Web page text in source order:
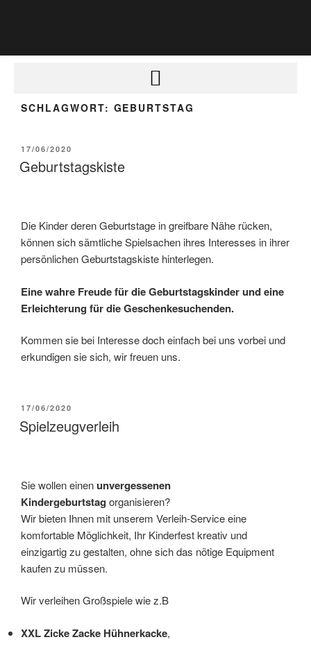
SCHLAGWORT: GEBURTSTAG
17/06/2020
Geburtstagskiste
Die Kinder deren Geburtstage in greifbare Nähe rücken,
können sich sämtliche Spielsachen ihres Interesses in ihrer
persönlichen Geburtstagskiste hinterlegen.
Eine wahre Freude für die Geburtstagskinder und eine
Erleichterung für die Geschenkesuchenden.
Kommen sie bei Interesse doch einfach bei uns vorbei und
erkundigen sie sich, wir freuen uns.
17/06/2020
Spielzeugverleih
Sie wollen einenunvergessenen
Kindergeburtstag organisieren?
Wir bieten Ihnen mit unserem Verleih-Service eine
komfortable Möglichkeit, Ihr Kinderfest kreativ und
einzigartig zu gestalten, ohne sich das nötige Equipment
kaufen zu müssen.
Wir verleihen Großspiele wie z.B
XXL Zicke Zacke Hühnerkacke,